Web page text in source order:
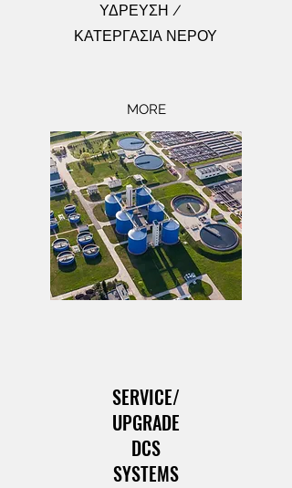
ΥΔΡΕΥΣΗ /
ΚΑΤΕΡΓΑΣΙΑ ΝΕΡΟΥ
MORE
SERVICE/
UPGRADE
DCS
SYSTEMS